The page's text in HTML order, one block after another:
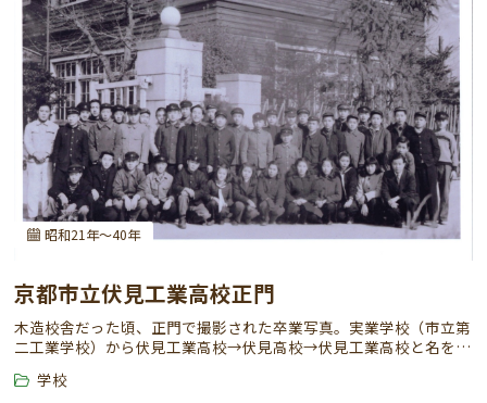
昭和21年～40年
京都市立伏見工業高校正門
木造校舎だった頃、正門で撮影された卒業写真。実業学校（市立第
二工業学校）から伏見工業高校→伏見高校→伏見工業高校と名を変
学校